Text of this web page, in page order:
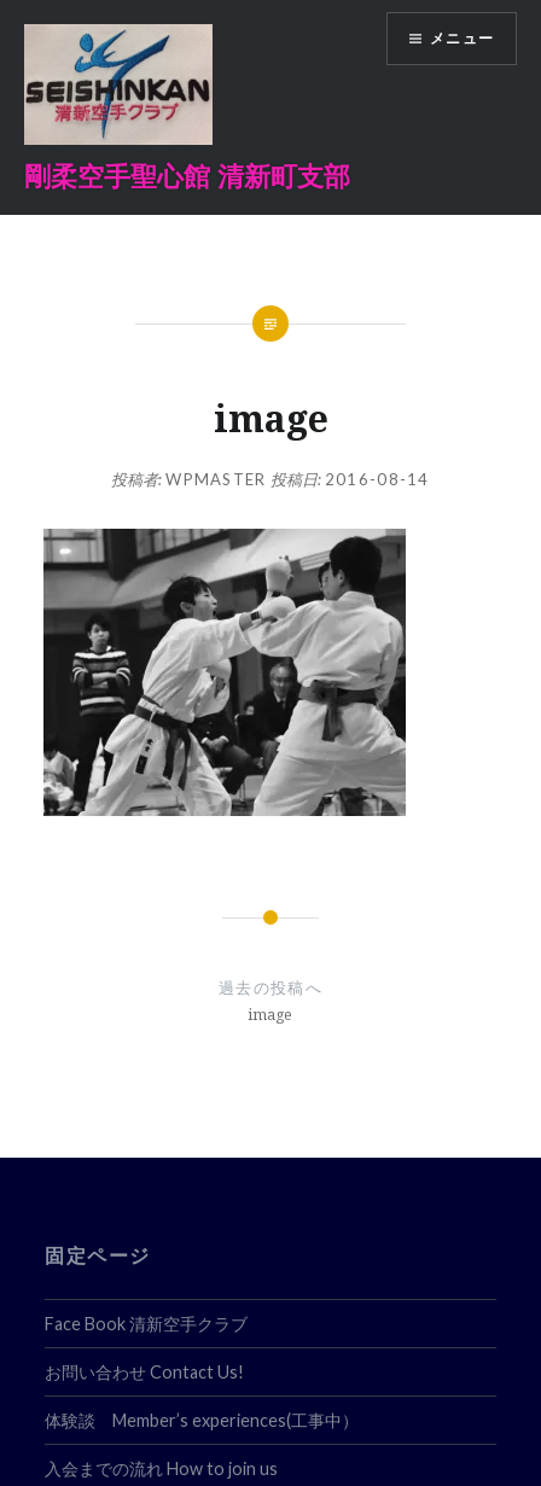
剛柔空手聖心館 清新町支部
メニュー
image
投稿者:WPMASTER 投稿日: 2016-08-14
ー
過去の投稿へ
image
固定ページ
Face Book 清新空手クラブ
お問い合わせ Contact Us!
体験談 Member’s experiences(工事中）
入会までの流れ How to join us